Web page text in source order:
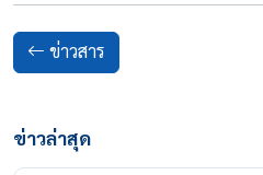
ข่าวสาร
ข่าวล่าสุด